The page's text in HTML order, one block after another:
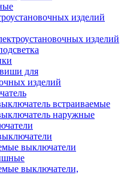
изделий
изделий
для
изделий
встраиваемые
наружные
выключатели
выключатели,